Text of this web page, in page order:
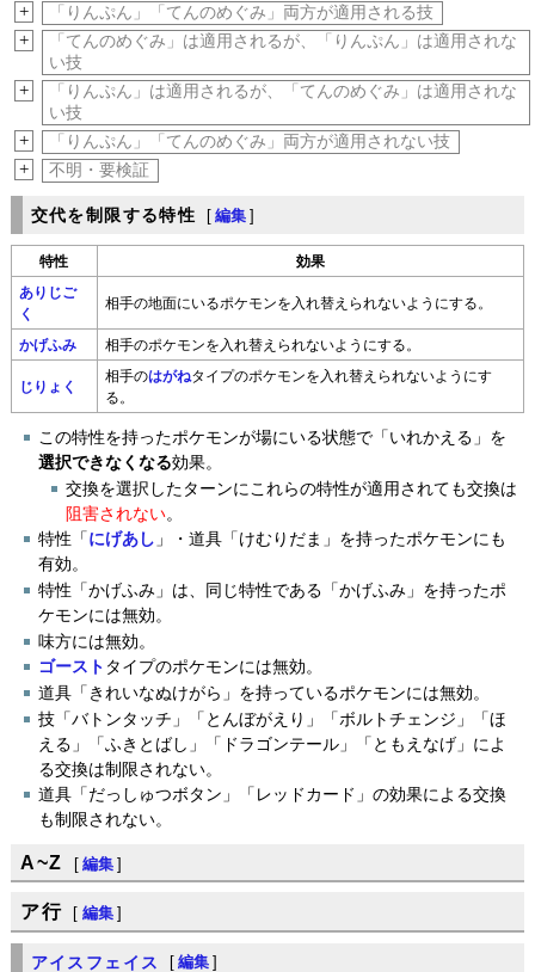
+ 「りんぷん」「てんのめぐみ」両方が適用される技
+
「てんのめぐみ」は適用されるが、「りんぷん」は適用されな
い技
+
「りんぷん」は適用されるが、「てんのめぐみ」は適用されな
い技
+ 「りんぷん」「てんのめぐみ」両方が適用されない技
+ 不明・要検証
交代を制限する特性 [ 編集 ]
特性 効果
ありじご
く
相手の地面にいるポケモンを入れ替えられないようにする。
かげふみ 相手のポケモンを入れ替えられないようにする。
じりょく
相手のはがねタイプのポケモンを入れ替えられないようにす
る。
この特性を持ったポケモンが場にいる状態で「いれかえる」を
選択できなくなる効果。
交換を選択したターンにこれらの特性が適用されても交換は
阻害されない。
特性「 にげあし 」・道具「けむりだま」を持ったポケモンにも
有効。
特性「かげふみ」は、同じ特性である「かげふみ」を持ったポ
ケモンには無効。
味方には無効。
ゴースト タイプのポケモンには無効。
道具「きれいなぬけがら」を持っているポケモンには無効。
技「バトンタッチ」「とんぼがえり」「ボルトチェンジ」「ほ
える」「ふきとばし」「ドラゴンテール」「ともえなげ」によ
る交換は制限されない。
道具「だっしゅつボタン」「レッドカード」の効果による交換
も制限されない。
A~Z [ 編集 ]
ア行 [ 編集 ]
アイスフェイス [ 編集 ]